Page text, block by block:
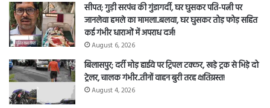
सीपत; गुड़ी सरपंच की गुंडागर्दी, घर घुसकर पति-पत्नी पर
जानलेवा हमले का मामला..बलवा, घर घुसकर तोड़ फोड़ सहित
कई गंभीर धाराओं में अपराध दर्ज!
August 6, 2026
बिलासपुर; दर्री मोड़ हाईवे पर ट्रिपल टक्कर, खड़े ट्रक से भिड़े दो
ट्रेलर, चालक गंभीर..तीनों वाहन बुरी तरह क्षतिग्रस्त!
August 4, 2026